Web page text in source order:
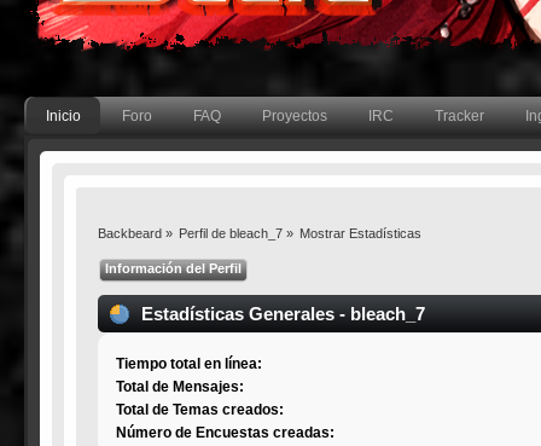
Inicio Foro FAQ Proyectos IRC Tracker
Backbeard» Perfil de bleach_7» Mostrar Estadísticas
Información del Perfil
Estadísticas Generales - bleach_7
Tiempo total en línea:
Total de Mensajes:
Total de Temas creados:
Número de Encuestas creadas: